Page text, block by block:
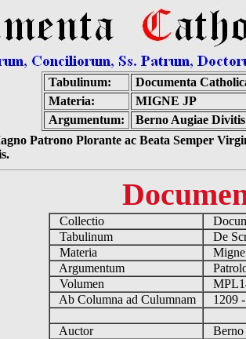
Tabulinum:
Documenta
Materia:
MIGNE JP
Argumentum:
Berno Augiae
Patrono Plorante ac Beata Semper
Collectio
Tabulinum
De
Materia
Argumentum
Volumen
Ab Columna ad Culumnam
1209
Auctor
Berno